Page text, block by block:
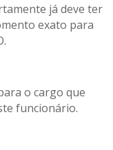
já deve ter
exato para
o cargo que
funcionário.